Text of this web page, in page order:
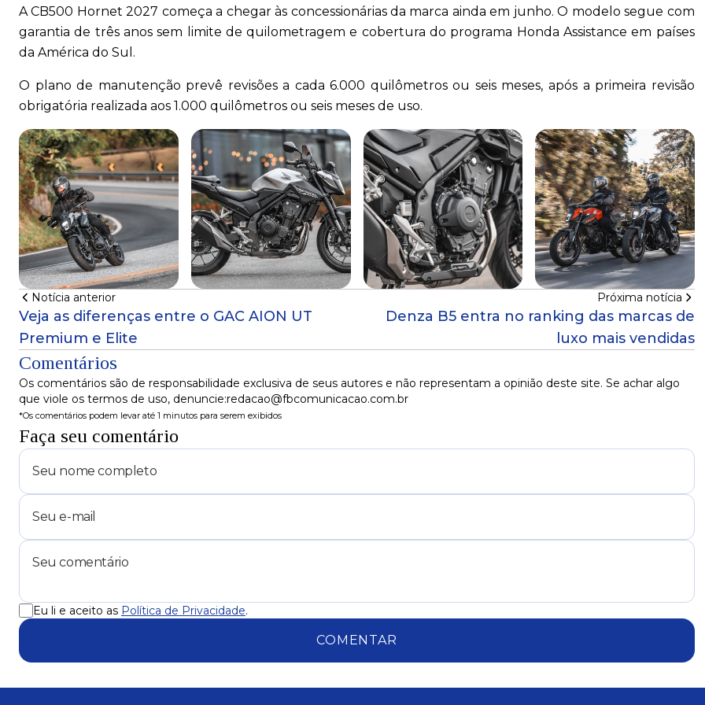
A CB500 Hornet 2027 começa a chegar às concessionárias da marca ainda em junho. O modelo segue com
garantia de três anos sem limite de quilometragem e cobertura do programa Honda Assistance em países
da América do Sul.
O plano de manutenção prevê revisões a cada 6.000 quilômetros ou seis meses, após a primeira revisão
obrigatória realizada aos 1.000 quilômetros ou seis meses de uso.
Notícia anterior
Veja as diferenças entre o GAC AION UT
Premium e Elite
Próxima notícia
Denza B5 entra no ranking das marcas de
luxo mais vendidas
Comentários
Os comentários são de responsabilidade exclusiva de seus autores e não representam a opinião deste site. Se achar algo
que viole os termos de uso, denuncie:redacao@fbcomunicacao.com.br
*Os comentários podem levar até 1 minutos para serem exibidos
Faça seu comentário
Eu li e aceito as Política de Privacidade.
COMENTAR